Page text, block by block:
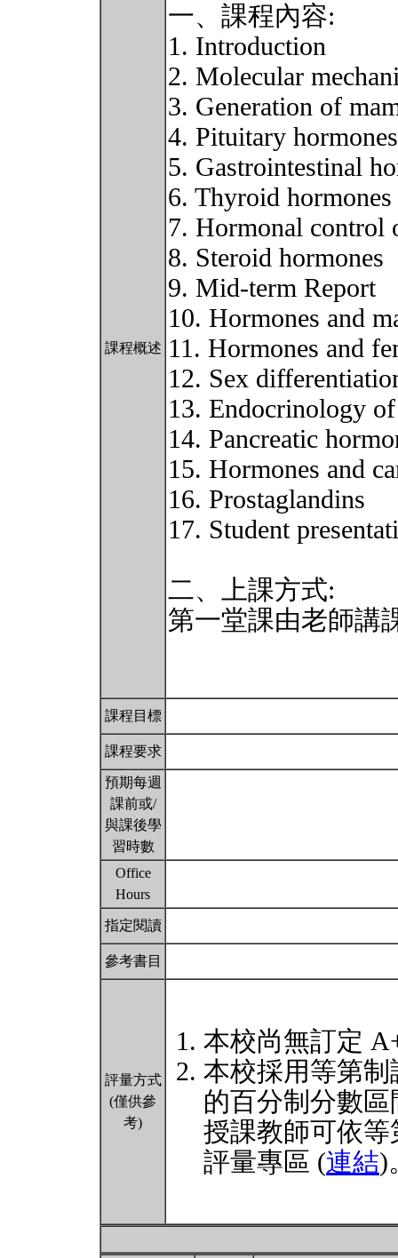
課程概述
一、課程內容:
1. Introduction
2. Molecular
3. Generation of
4. Pituitary hormones
5. Gastrointestinal
6. Thyroid hormones
7. Hormonal control
8. Steroid hormones
9. Mid-term Report
10. Hormones and
11. Hormones and
12. Sex
13. Endocrinology
14. Pancreatic
15. Hormones and
16. Prostaglandins
17. Student
二、上課方式:
第一堂課由老師講
課程目標
課程要求
預期每週
課前或/
與課後學
習時數
Office
Hours
指定閱讀
參考書目
評量方式
(僅供參
考)
本校尚無訂定
本校採用等第
的百分制分數
授課教師可依
評量專區 (連結)